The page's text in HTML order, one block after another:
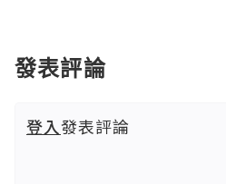
發表評論
登入發表評論